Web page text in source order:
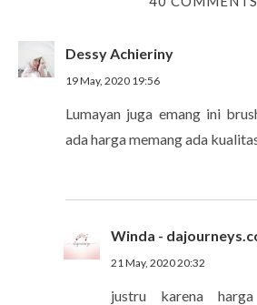
Dessy Achieriny
19 May, 2020 19:56
Lumayan juga emang ini
ada harga memang ada
Winda -
21 May, 2020 20:32
justru karena